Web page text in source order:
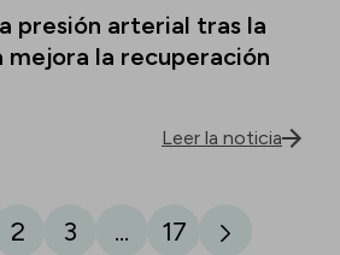
presión arterial tras la
la recuperación
Leer la noticia
2 3 ... 17